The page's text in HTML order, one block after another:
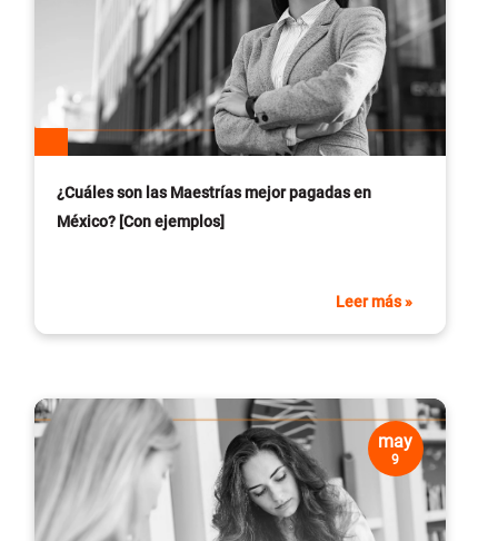
¿Cuáles son las Maestrías mejor pagadas en
México? [Con ejemplos]
Leer más »
may
9